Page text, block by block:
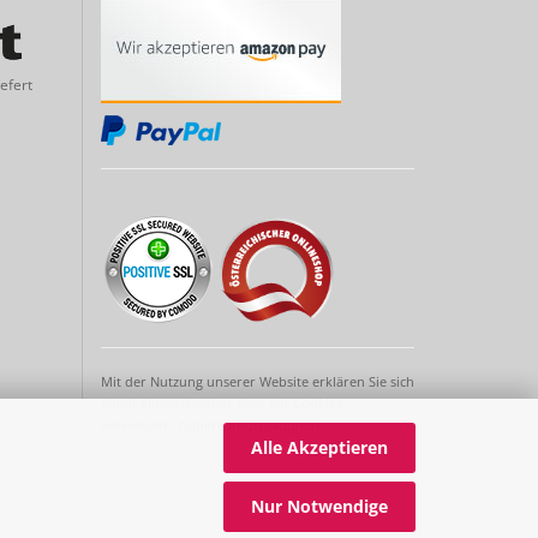
Alle Akzeptieren
Nur Notwendige
Mit der Nutzung unserer Website erklären Sie sich
damit einverstanden, dass wir Cookies
Nähere Informationen